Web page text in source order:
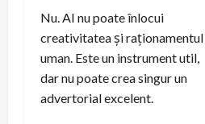
Nu. AI nu poate înlocui
creativitatea și raționamentul
uman. Este un instrument util,
dar nu poate crea singur un
advertorial excelent.